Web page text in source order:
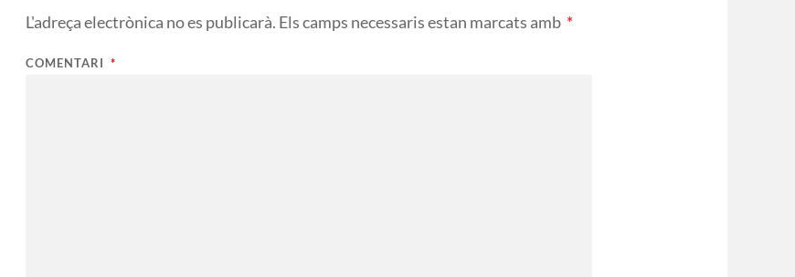
L'adreça electrònica no es publicarà. Els camps necessaris estan marcats amb *
COMENTARI *